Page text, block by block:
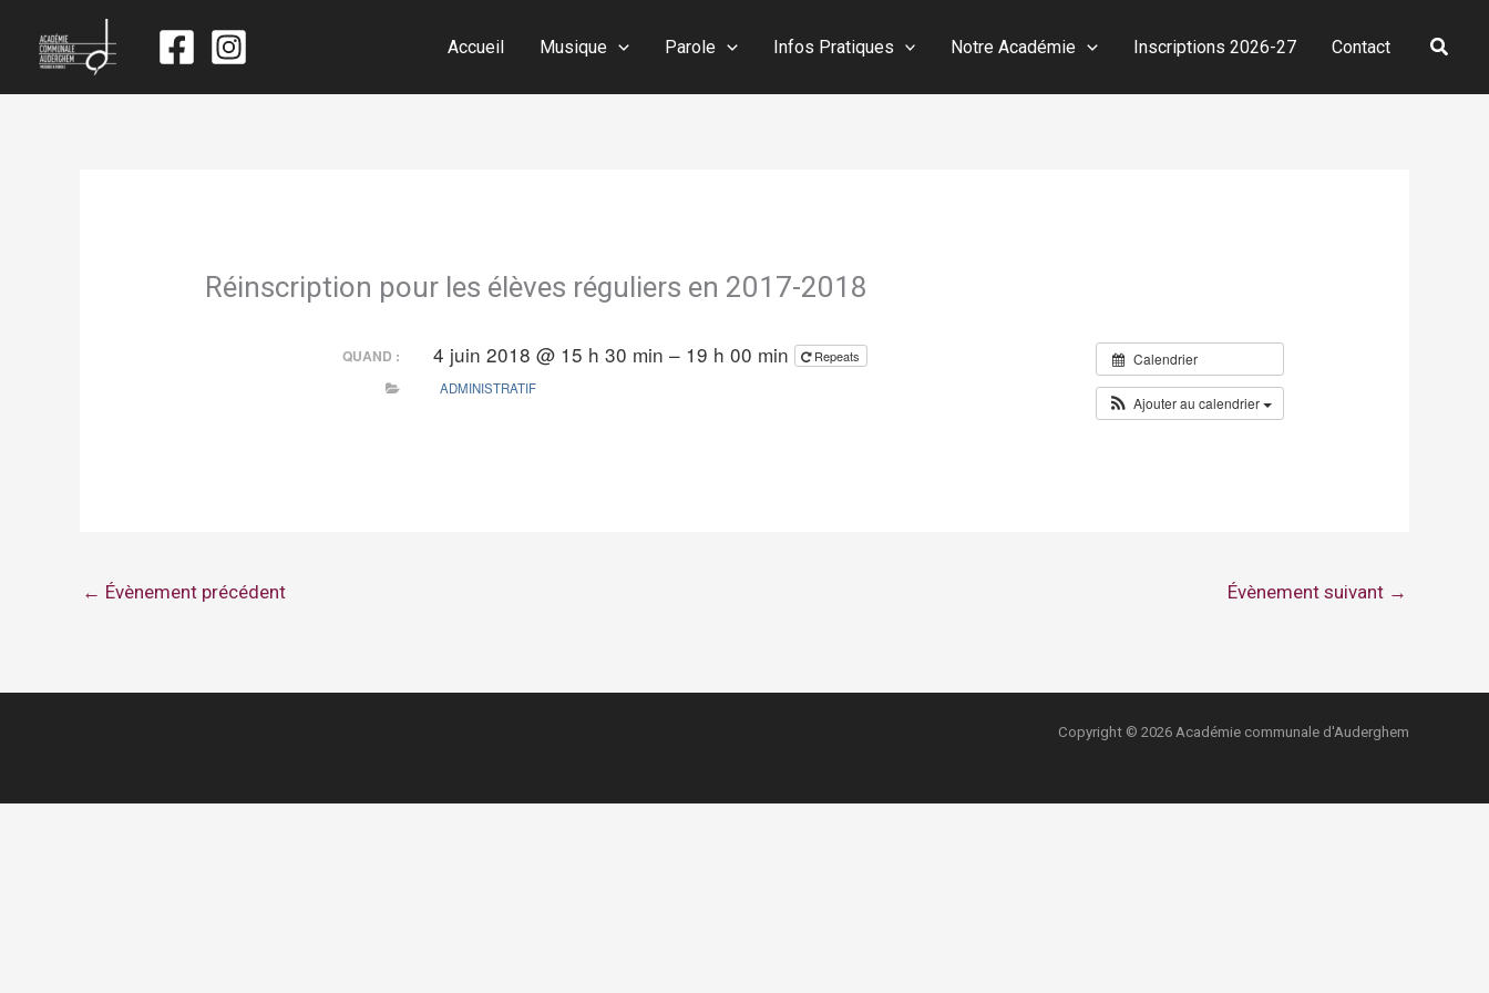
Accueil Musique Parole Infos Pratiques Notre Académie Inscriptions 2026-27 Contact
Réinscription pour les élèves réguliers en 2017-2018
Calendrier
Ajouter au calendrier
QUAND : 4 juin 2018 @ 15 h 30 min – 19 h 00 min
Repeats
ADMINISTRATIF
← Évènement précédent Évènement suivant →
Copyright © 2026 Académie communale d'Auderghem